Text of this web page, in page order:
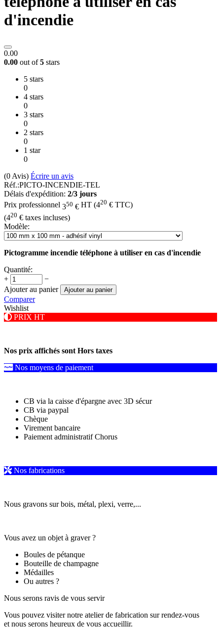
d'incendie
0.00
0.00 out of5 stars
5 stars
0
4 stars
0
3 stars
0
2 stars
0
1 star
0
(0 Avis) Écrire un avis
Réf.:PICTO-INCENDIE-TEL
Délais d'expédition: 2/3 jours
Prix professionnel 350 € HT (420 € TTC)
(420 € taxes incluses)
Modèle:
Pictogramme incendie téléphone à utiliser en cas d'incendie
Quantité:
+
−
Ajouter au panier
Ajouter au panier
Comparer
Wishlist
PRIX HT
Nos prix affichés sont Hors taxes
Nos moyens de paiement
CB via la caisse d'épargne avec 3D sécur
CB via paypal
Chèque
Virement bancaire
Paiement administratif Chorus
Nos fabrications
Nous gravons sur bois, métal, plexi, verre,...
Vous avez un objet à graver ?
Boules de pétanque
Bouteille de champagne
Médailles
Ou autres ?
Nous serons ravis de vous servir
Vous pouvez visiter notre atelier de fabrication sur rendez-vous
et nous serons heureux de vous accueillir.